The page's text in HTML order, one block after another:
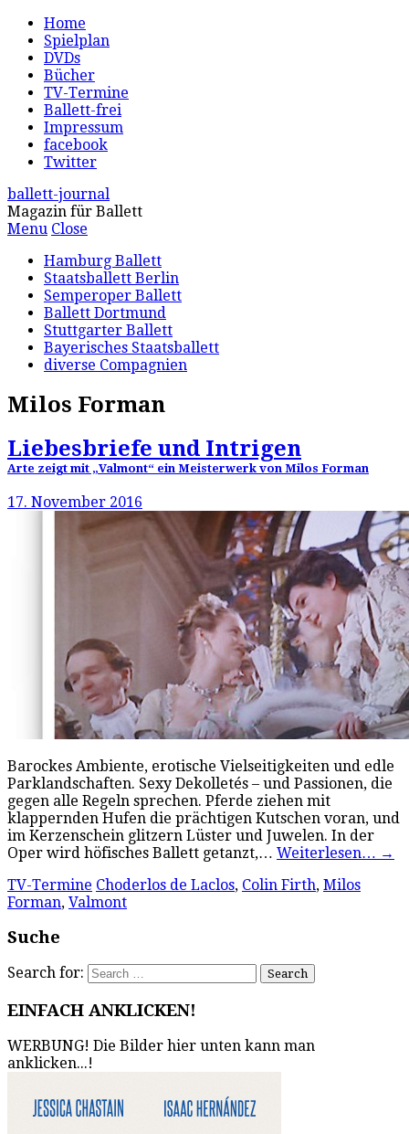
Home
Spielplan
DVDs
Bücher
TV-Termine
Ballett-frei
Impressum
facebook
Twitter
ballett-journal
Magazin für Ballett
Menu Close
Hamburg Ballett
Staatsballett Berlin
Semperoper Ballett
Ballett Dortmund
Stuttgarter Ballett
Bayerisches Staatsballett
diverse Compagnien
Milos Forman
Liebesbriefe und Intrigen
Arte zeigt mit „Valmont“ ein Meisterwerk von Milos Forman
17. November 2016
Barockes Ambiente, erotische Vielseitigkeiten und edle
Parklandschaften. Sexy Dekolletés – und Passionen, die
gegen alle Regeln sprechen. Pferde ziehen mit
klappernden Hufen die prächtigen Kutschen voran, und
im Kerzenschein glitzern Lüster und Juwelen. In der
Oper wird höfisches Ballett getanzt,… Weiterlesen… →
TV-Termine Choderlos de Laclos, Colin Firth, Milos
Forman, Valmont
Suche
Search for:
EINFACH ANKLICKEN!
WERBUNG! Die Bilder hier unten kann man
anklicken...!